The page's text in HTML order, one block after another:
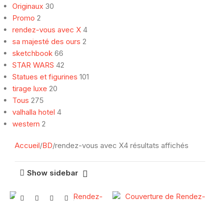
Originaux 30
Promo 2
rendez-vous avec X 4
sa majesté des ours 2
sketchbook 66
STAR WARS 42
Statues et figurines 101
tirage luxe 20
Tous 275
valhalla hotel 4
western 2
Accueil BD rendez-vous avec X4 résultats affichés
Show sidebar